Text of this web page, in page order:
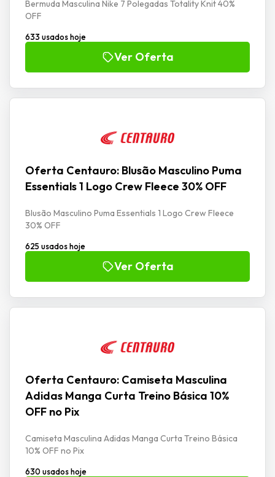
Bermuda Masculina Nike 7 Polegadas Totality Knit 40%
OFF
633 usados hoje
Ver Oferta
Oferta Centauro: Blusão Masculino Puma
Essentials 1 Logo Crew Fleece 30% OFF
Blusão Masculino Puma Essentials 1 Logo Crew Fleece
30% OFF
625 usados hoje
Ver Oferta
Oferta Centauro: Camiseta Masculina
Adidas Manga Curta Treino Básica 10%
OFF no Pix
Camiseta Masculina Adidas Manga Curta Treino Básica
10% OFF no Pix
630 usados hoje